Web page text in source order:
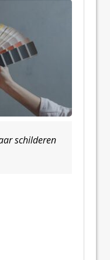
schilderen